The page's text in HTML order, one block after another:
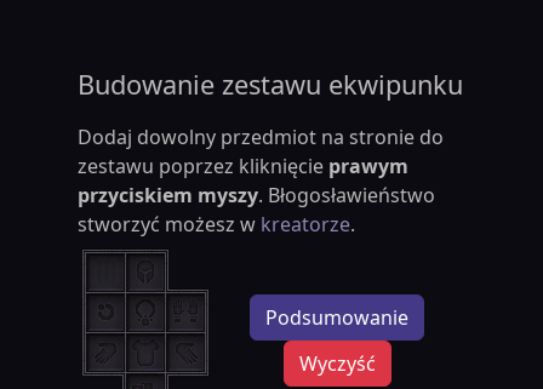
Budowanie zestawu ekwipunku
Dodaj dowolny przedmiot na stronie do
zestawu poprzez kliknięcie prawym
przyciskiem myszy. Błogosławieństwo
stworzyć możesz w kreatorze.
Podsumowanie
Wyczyść